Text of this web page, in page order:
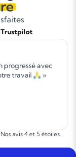
Trustpilot
progressé avec
travail
»
avis 4 et 5 étoiles.